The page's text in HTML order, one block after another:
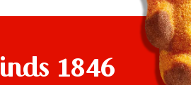
1846